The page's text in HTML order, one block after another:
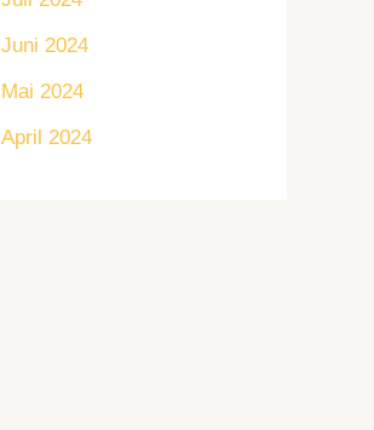
Juni 2024
Mai 2024
April 2024